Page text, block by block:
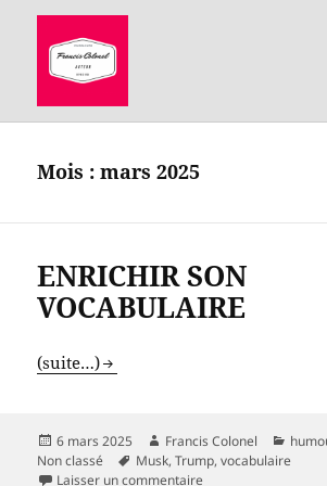
Mois :mars 2025
ENRICHIR SON
VOCABULAIRE
(suite…)
Publié
le
6 mars 2025 Auteur
Francis Colonel
Non classé
Mots-
clés
Musk,Trump,vocabulaire
Laisser un commentairesur ENRICHIR SON